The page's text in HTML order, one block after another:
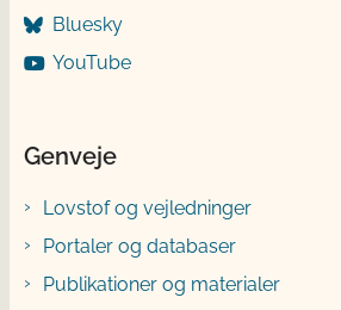
Bluesky
YouTube
Genveje
Lovstof og vejledninger
Portaler og databaser
Publikationer og materialer